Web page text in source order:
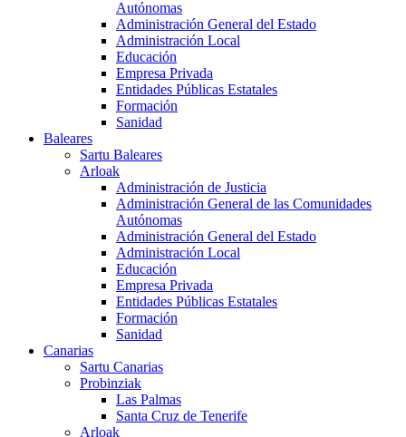
Autónomas
Administración General del Estado
Administración Local
Educación
Empresa Privada
Entidades Públicas Estatales
Formación
Sanidad
Baleares
Sartu Baleares
Arloak
Administración de Justicia
Administración General de las Comunidades
Autónomas
Administración General del Estado
Administración Local
Educación
Empresa Privada
Entidades Públicas Estatales
Formación
Sanidad
Canarias
Sartu Canarias
Probinziak
Las Palmas
Santa Cruz de Tenerife
Arloak